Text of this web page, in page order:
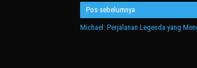
Navigasi
pos
Pos sebelumnya
Michael: Perjalanan Legenda yang